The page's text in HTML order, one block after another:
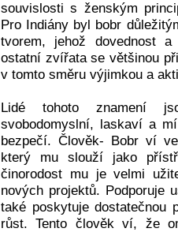
souvislosti s ženským
Pro Indiány byl bobr
tvorem, jehož dovednost
ostatní zvířata se většinou
v tomto směru výjimkou a
Lidé tohoto znamení
svobodomyslní, laskaví a
bezpečí. Člověk- Bobr ví
který mu slouží jako
činorodost mu je velmi
nových projektů. Podporuje
také poskytuje dostatečnou
růst. Tento člověk ví, že